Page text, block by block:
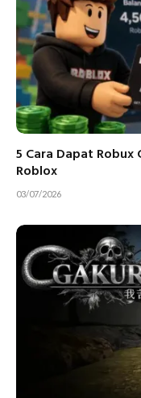
5 Cara Dapat
Roblox
03/07/2026